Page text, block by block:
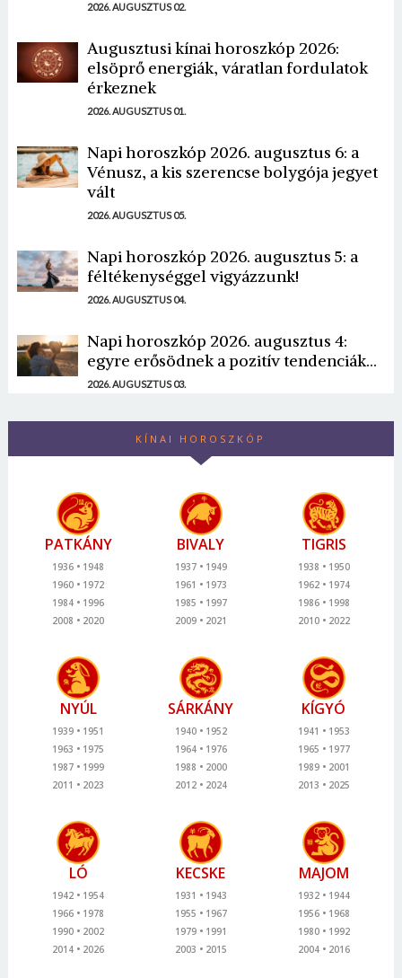
2026. AUGUSZTUS 02.
Augusztusi kínai horoszkóp 2026:
elsöprő energiák, váratlan fordulatok
érkeznek
2026. AUGUSZTUS 01.
Napi horoszkóp 2026. augusztus 6: a
Vénusz, a kis szerencse bolygója jegyet
vált
2026. AUGUSZTUS 05.
Napi horoszkóp 2026. augusztus 5: a
féltékenységgel vigyázzunk!
2026. AUGUSZTUS 04.
Napi horoszkóp 2026. augusztus 4:
egyre erősödnek a pozitív tendenciák...
2026. AUGUSZTUS 03.
KÍNAI HOROSZKÓP
PATKÁNY
1936
1948
1960
1972
1984
1996
2008
2020
BIVALY
1937
1949
1961
1973
1985
1997
2009
2021
TIGRIS
1938
1950
1962
1974
1986
1998
2010
2022
NYÚL
1939
1951
1963
1975
1987
1999
2011
2023
SÁRKÁNY
1940
1952
1964
1976
1988
2000
2012
2024
KÍGYÓ
1941
1953
1965
1977
1989
2001
2013
2025
LÓ
1942
1954
1966
1978
1990
2002
2014
2026
KECSKE
1931
1943
1955
1967
1979
1991
2003
2015
MAJOM
1932
1944
1956
1968
1980
1992
2004
2016